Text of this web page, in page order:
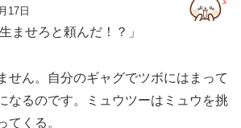
17日
ませろと頼んだ！？」
せん。自分のギャグでツボにはまって
なるのです。ミュウツーはミュウを挑
てくる。